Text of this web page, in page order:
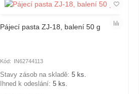
Pájecí pasta ZJ-18, balení 50 g
IN62744113
Stavy zásob na skladě: 5 ks.
Ihned k odeslání: 5 ks.